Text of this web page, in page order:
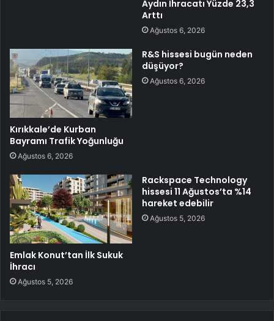
Aydın İhracatı Yüzde 23,3
Arttı
Ağustos 6, 2026
Kırıkkale’de Kurban
Bayramı Trafik Yoğunluğu
Ağustos 6, 2026
R&S hissesi bugün neden
düşüyor?
Ağustos 6, 2026
Emlak Konut’tan İlk Sukuk
İhracı
Ağustos 5, 2026
Rackspace Technology
hissesi 11 Ağustos’ta %14
hareket edebilir
Ağustos 5, 2026